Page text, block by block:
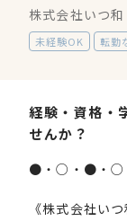
株式会社いつ和
未経験OK 転勤
経験・資格・
せんか？
●・○・●・
《株式会社い